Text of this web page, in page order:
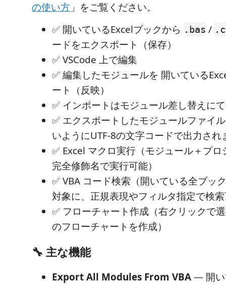
の使い方 」をご覧ください。
✅ 開いているExcelブックから .bas /
ードをエクスポート（保存）
✅ VSCode 上で編集
✅ 編集したモジュールを 開いている
ート（反映）
✅ インポートはモジュール差し替えに
✅ エクスポートしたモジュールファイ
いようにUTF-8の文字コードで出力され
✅ Excel マクロ実行（モジュール＋プ
完全修飾名で実行可能）
✅ VBA コード検索（開いている全ブッ
対象に、正規表現やフィルタ指定で検
✅ フローチャート作成（右クリックで
のフローチャートを作成）
🔧 主な機能
Export All Modules From VBA— 開い